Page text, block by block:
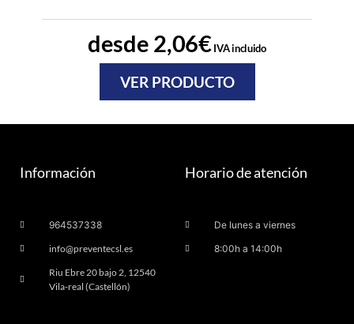
desde 2,06€IVA incluido
VER PRODUCTO
Información
964537338
info@preventecsl.es
Riu Ebre 20 bajo 2, 12540
Vila-real (Castellón)
Horario de atención
De lunes a viernes
8:00h a 14:00h